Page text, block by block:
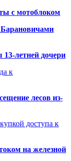
с мотоблоком
Барановичами
летней дочери
к
лесов из-
доступа к
на железной